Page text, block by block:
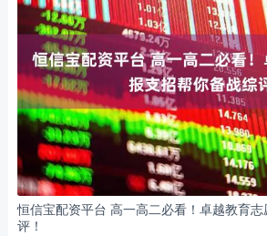
恒信宝配资平台 高一高二必看！卓越教育
评！